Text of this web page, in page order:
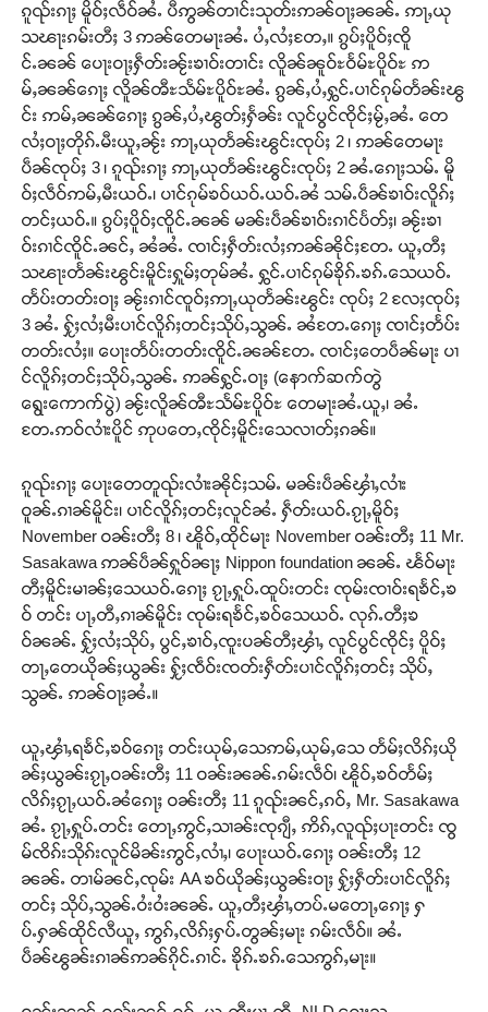
ၵူၺ်းၵႃႈ မိူဝ်ႈလဵဝ်ၼႆႉ ပီဢွၼ်တၢင်းသုတ်းဢၼ်ဝႃႈၼၼ်ႉ ဢႃႇယု
သၽႃးၵမ်းတီႈ 3 ဢၼ်တေမႃးၼႆႉ ပႆႇလႆႈတႄႇ။ ၵွပ်ႈပိူဝ်ႈၸိူ
င်ႉၼၼ် ပေႃးဝႃႈႁဵတ်းၼႂ်းၶၢဝ်းတၢင်း လိူၼ်ၼူဝ်ႊဝႅမ်ႊပိူဝ်ႊ ဢ
မ်ႇၼၼ်ၵေႃႈ လိူၼ်ၻီႊသႅမ်ႊပိူဝ်ႊၼႆႉ ၵွၼ်ႇပႆႇႁွင်ႉပၢင်ၵုမ်တႅၼ်းၽွ
င်း ဢမ်ႇၼၼ်ၵေႃႈ ၵွၼ်ႇပႆႇၽွတ်ႈႁႅၼ်း လူင်ပွင်ၸိုင်ႈမႂ်ႇၼႆႉ တေ
လႆႈဝႃႈတိုၵ်ႉမီးယူႇၼႂ်း ဢႃႇယုတႅၼ်းၽွင်းၸုပ်ႈ 2 ၊ ဢၼ်တေမႃး
ပဵၼ်ၸုပ်ႈ 3 ၊ ၵူၺ်းၵႃႈ ဢႃႇယုတႅၼ်းၽွင်းၸုပ်ႈ 2 ၼႆႉၵေႃႈသမ်ႉ မိူ
ဝ်ႈလဵဝ်ဢမ်ႇမီးယဝ်ႉ၊ ပၢင်ၵုမ်ၶဝ်ယဝ်ႉယဝ်ႉၼႆ သမ်ႉပဵၼ်ၶၢဝ်းလိူၵ်ႈ
တင်ႈယဝ်ႉ။ ၵွပ်ႈပိူဝ်ႈၸိူင်ႉၼၼ် မၼ်းပဵၼ်ၶၢဝ်းၵၢင်ပႅတ်ႈ၊ ၼႂ်းၶၢ
ဝ်းၵၢင်ၸိူင်ႉၼင်ႇ ၼႆၼႆႉ ၸၢင်ႈႁဵတ်းလႆႈဢၼ်ၼိုင်ႈတႄႉ ယူႇတီႈ
သၽႃးတႅၼ်းၽွင်းမိူင်းႁူမ်ႈတုမ်ၼႆႉ ႁွင်ႉပၢင်ၵုမ်ၶိုၵ်ႉၶၵ်ႉသေယဝ်ႉ
တႅပ်းတတ်းဝႃႈ ၼႂ်းၵၢင်ၸူဝ်ႈဢႃႇယုတႅၼ်းၽွင်း ၸုပ်ႈ 2 လႄႈၸုပ်ႈ
3 ၼႆႉ ႁႂ်ႈလႆႈမီးပၢင်လိူၵ်ႈတင်ႈသိုပ်ႇသွၼ်ႉ ၼႆတႄႉၵေႃႈ ၸၢင်ႈတႅပ်း
တတ်းလႆႈ။ ပေႃးတႅပ်းတတ်းၸိူင်ႉၼၼ်တႄႉ ၸၢင်ႈတေပဵၼ်မႃး ပၢ
င်လိူၵ်ႈတင်ႈသိုပ်ႇသွၼ်ႉ ဢၼ်ႁွင်ႉဝႃႈ (နောက်ဆက်တွဲ
ရွေးကောက်ပွဲ) ၼႂ်းလိူၼ်ၻီႊသႅမ်ႊပိူဝ်ႊ တေမႃးၼႆႉယူႇ၊ ၼႆႉ
တႄႉဢဝ်လၢႆးပိူင် ဢုပတေႇၸိုင်ႈမိူင်းသေလၢတ်ႈၵၼ်။
ၵူၺ်းၵႃႈ ပေႃးတေတူၺ်းလၢႆးၼိုင်ႈသမ်ႉ မၼ်းပဵၼ်ၾၢႆႇလၢႆး
ဝူၼ်ႉၵၢၼ်မိူင်း၊ ပၢင်လိူၵ်ႈတင်ႈလူင်ၼႆႉ ႁဵတ်းယဝ်ႉၵႂႃႇမိူဝ်ႈ
November ဝၼ်းတီႈ 8 ၊ ၽိူဝ်ႇထိုင်မႃး November ဝၼ်းတီႈ 11 Mr.
Sasakawa ဢၼ်ပဵၼ်ႁူဝ်ၼႃႈ Nippon foundation ၼၼ်ႉ ၽႅဝ်မႃး
တီႈမိူင်းမၢၼ်ႈသေယဝ်ႉၵေႃႈ ၵႂႃႇႁူပ်ႉထူပ်းတင်း ၸုမ်းၸၢဝ်းရၶႅင်ႇၶ
ဝ် တင်း ပႃႇတီႇၵၢၼ်မိူင်း ၸုမ်းရၶႅင်ႇၶဝ်သေယဝ်ႉ လုၵ်ႉတီႈၶ
ဝ်ၼၼ်ႉ ႁႂ်ႈလႆႈသိုပ်ႇ ပွင်ႇၶၢဝ်ႇၸူးပၼ်တီႈၾၢႆႇ လူင်ပွင်ၸိုင်ႈ ပိူဝ်ႈ
တႃႇတေယိုၼ်ႈယွၼ်း ႁႂ်ႈၸဵဝ်းၸတ်းႁဵတ်းပၢင်လိူၵ်ႈတင်ႈ သိုပ်ႇ
သွၼ်ႉ ဢၼ်ဝႃႈၼႆႉ။
ယူႇၾၢႆႇရၶႅင်ႇၶဝ်ၵေႃႈ တင်းယုမ်ႇသေဢမ်ႇယုမ်ႇသေ တႅမ်ႈလိၵ်ႈယို
ၼ်ႈယွၼ်းၵႂႃႇဝၼ်းတီႈ 11 ဝၼ်းၼၼ်ႉၵမ်းလဵဝ်၊ ၽိူဝ်ႇၶဝ်တႅမ်ႈ
လိၵ်ႈၵႂႃႇယဝ်ႉၼႆၵေႃႈ ဝၼ်းတီႈ 11 ၵူၺ်းၼင်ႇၵဝ်ႇ Mr. Sasakawa
ၼႆႉ ၵႂႃႇႁူပ်ႉတင်း တေႃႇဢွင်ႇသၢၼ်းၸုၵျီႇ ဢိၵ်ႇလူၺ်ႈပႃးတင်း ၸွ
မ်ၸိၵ်းသိုၵ်းလူင်မိၼ်းဢွင်ႇလၢႆႇ၊ ပေႃးယဝ်ႉၵေႃႈ ဝၼ်းတီႈ 12
ၼၼ်ႉ တၢမ်ၼင်ႇၸုမ်း AA ၶဝ်ယိုၼ်ႈယွၼ်းဝႃႈ ႁႂ်ႈႁဵတ်းပၢင်လိူၵ်ႈ
တင်ႈ သိုပ်ႇသွၼ်ႉဝႆးဝႆးၼၼ်ႉ ယူႇတီႈၾၢႆႇတပ်ႉမတေႃႇၵေႃႈ ႁ
ပ်ႉႁၼ်ထိုင်လီယူႇ ဢွၵ်ႇလိၵ်ႈႁပ်ႉတွၼ်ႈမႃး ၵမ်းလဵဝ်။ ၼႆႉ
ပဵၼ်ၽွၼ်းၵၢၼ်ဢၼ်ၵိုင်ႉၵၢင်ႉ ၶိုၵ်ႉၶၵ်ႉသေဢွၵ်ႇမႃး။